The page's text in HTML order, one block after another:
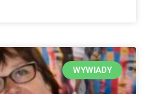
WYWIADY